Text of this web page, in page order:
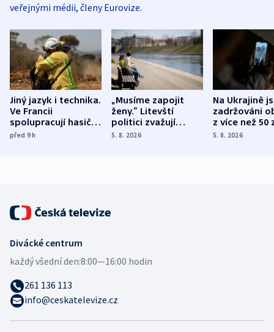
veřejnými médii, členy Eurovize.
Jiný jazyk i technika.
Ve Francii
spolupracují hasiči z
různých zemí
před 9h
„Musíme zapojit
ženy.“ Litevští
politici zvažují
dohodu o
5. 8. 2026
Na Ukrajině
zadržováni
z více než 50
Bojovali na
5. 8. 2026
Divácké centrum
každý všední den:8:00—16:00 hodin
261 136 113
info@ceskatelevize.cz